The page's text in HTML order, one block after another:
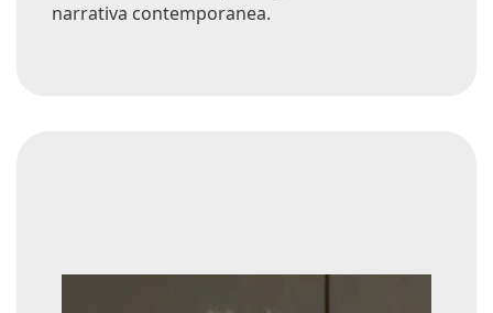
narrativa contemporanea.